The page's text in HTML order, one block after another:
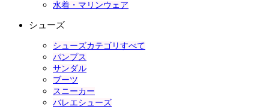
水着・マリンウェア
シューズ
シューズカテゴリすべて
パンプス
サンダル
ブーツ
スニーカー
バレエシューズ